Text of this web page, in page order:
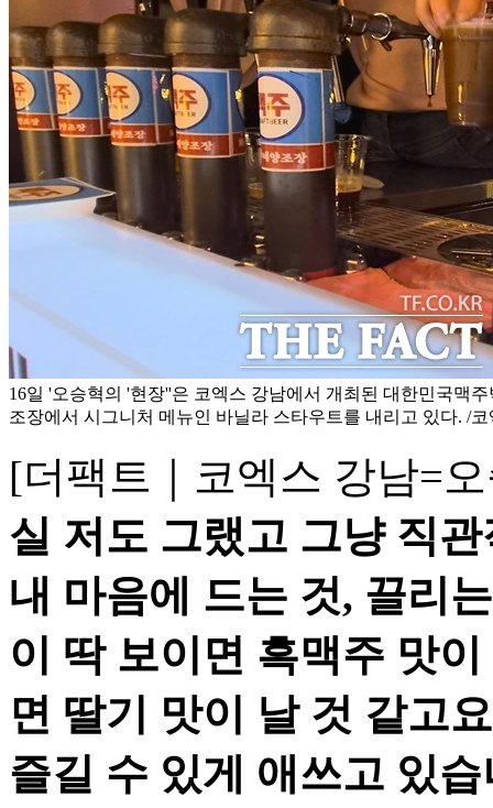
16일 '오승혁의 '현장''은 코엑스 강남에서 개최된 대한민국맥
조장에서 시그니처 메뉴인 바닐라 스타우트를 내리고 있다. /
[더팩트｜코엑스 강남=
실 저도 그랬고 그냥 직
내 마음에 드는 것, 끌리
이 딱 보이면 흑맥주 맛
면 딸기 맛이 날 것 같고
즐길 수 있게 애쓰고 있